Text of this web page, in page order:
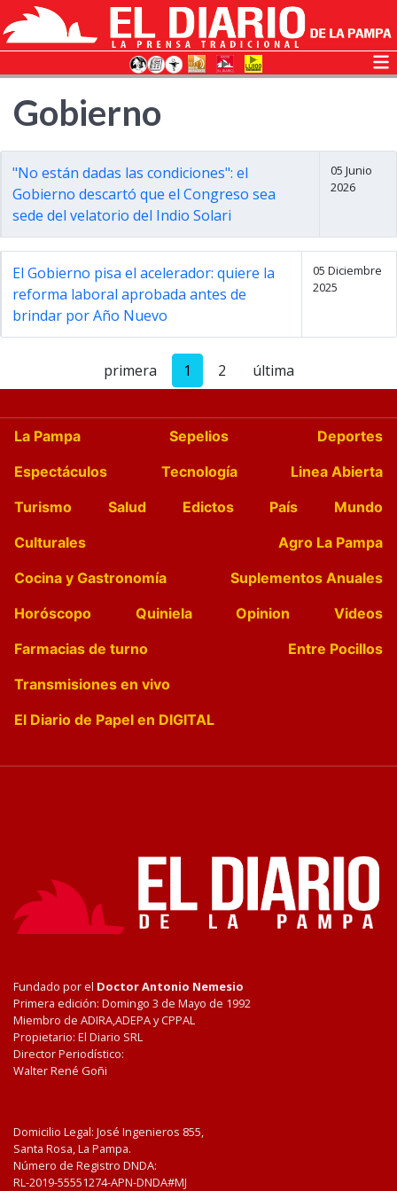
Gobierno
"No están dadas las condiciones": el
Gobierno descartó que el Congreso sea
sede del velatorio del Indio Solari
05 Junio
2026
El Gobierno pisa el acelerador: quiere la
reforma laboral aprobada antes de
brindar por Año Nuevo
05 Diciembre
2025
primera 1 2 última
La Pampa Sepelios
Deportes
Espectáculos
Tecnología
Linea Abierta
Turismo
Salud Edictos País
Mundo
Culturales
Agro La Pampa
Cocina y Gastronomía
Suplementos Anuales
Horóscopo
Quiniela Opinion
Videos
Farmacias de turno
Entre Pocillos
Transmisiones en vivo
El Diario de Papel en DIGITAL
Fundado por el Doctor Antonio Nemesio
Primera edición: Domingo 3 de Mayo de 1992
Miembro de ADIRA,ADEPA y CPPAL
Propietario: El Diario SRL
Director Periodístico:
Walter René Goñi
Domicilio Legal: José Ingenieros 855,
Santa Rosa, La Pampa.
Número de Registro DNDA:
RL-2019-55551274-APN-DNDA#MJ